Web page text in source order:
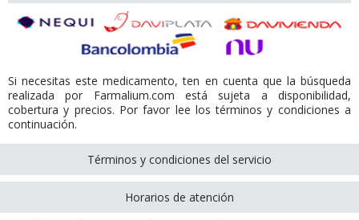
Si necesitas este medicamento, ten en cuenta que la búsqueda
realizada por Farmalium.com está sujeta a disponibilidad,
cobertura y precios. Por favor lee los términos y condiciones a
continuación.
Términos y condiciones del servicio
Horarios de atención